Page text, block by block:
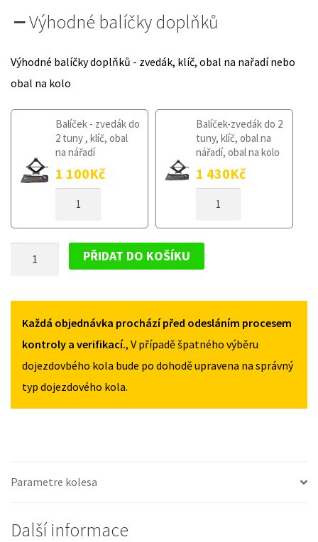
Výhodné balíčky doplňků
Výhodné balíčky doplňků - zvedák, klíč, obal na nařadí nebo
obal na kolo
Balíček - zvedák do
2 tuny , klíč, obal
na nářadí
1 100Kč
KOLO
OD
Balíček-zvedák do 2
tuny, klíč, obal na
nářadí, obal na kolo
1 430Kč
KOLO
OD
SANDERO
OD
125/70R16
MNOŽSTVÍ
PŘIDAT DO KOŠÍKU
Každá objednávka prochází před odesláním procesem
kontroly a verifikací., V případě špatného výběru
dojezdovbého kola bude po dohodě upravena na správný
typ dojezdového kola.
Parametre kolesa
Další informace